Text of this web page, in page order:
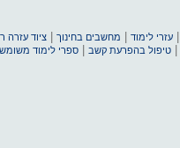
עזרי לימוד מחשבים בחינוך |ציוד עזרה
|טיפול בהפרעת קשב |ספרי לימוד